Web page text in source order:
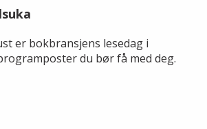
er bokbransjens lesedag i
du bør få med deg.